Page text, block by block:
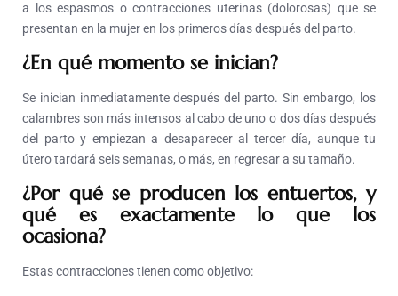
a los espasmos o contracciones uterinas (dolorosas) que se
presentan en la mujer en los primeros días después del parto.
¿En qué momento se inician?
Se inician inmediatamente después del parto. Sin embargo, los
calambres son más intensos al cabo de uno o dos días después
del parto y empiezan a desaparecer al tercer día, aunque tu
útero tardará seis semanas, o más, en regresar a su tamaño.
¿Por qué se producen los entuertos, y
qué es exactamente lo que los
ocasiona?
Estas contracciones tienen como objetivo: